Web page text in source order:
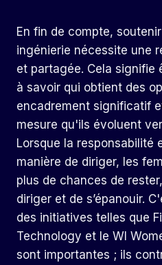
En fin de compte,
ingénierie nécessite une
et partagée. Cela signifie
à savoir qui obtient des
encadrement significatif
mesure qu'ils évoluent
Lorsque la responsabilité
manière de diriger, les
plus de chances de
diriger et de s’épanouir.
des initiatives telles que
Technology et le WI
sont importantes ; ils